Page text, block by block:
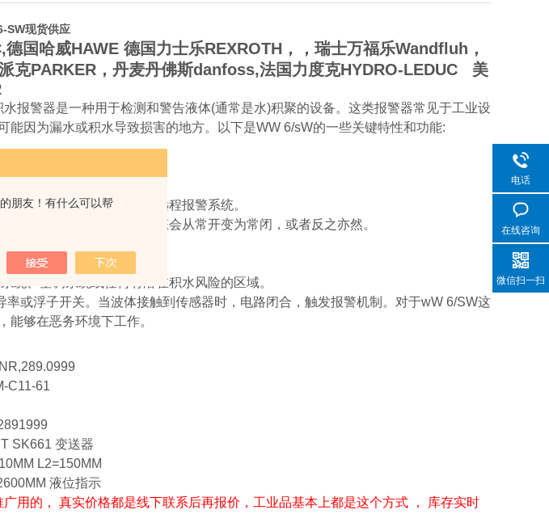
朋友！有什么可以帮
SW现货供应
国哈威HAWE 德国力士乐REXROTH，，瑞士万福乐Wandfluh，
克PARKER，丹麦丹佛斯danfoss,法国力度克HYDRO-LEDUC 美
报警器是一种用于检测和警告液体(通常是水)积聚的设备。这类报警器常见于工业设
能因为漏水或积水导致损害的地方。以下是WW 6/sW的一些关键特性和功能:
警报或通过电气信号触发远程报警系统。
着当检测到水时，触点状态会从常开变为常闭，或者反之亦然。
于安装和连接。
定位报警器。
统、空调系统或任何有潜在积水风险的区域。
或浮子开关。当波体接触到传感器时，电路闭合，触发报警机制。对于wW 6/SW这
能够在恶务环境下工作。
C11-61
SK661 变送器
L2=150MM
液位指示
用的， 真实价格都是线下联系后再报价，工业品基本上都是这个方式 ， 库存实时
电话
在线咨询
微信扫一扫